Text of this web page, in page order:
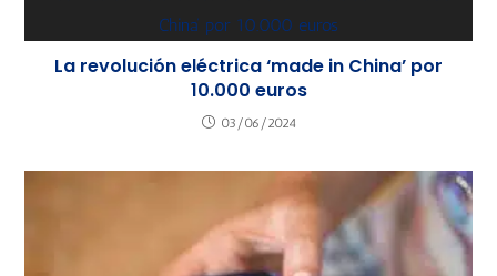
La revolución eléctrica ‘made in China’ por
10.000 euros
03/06/2024